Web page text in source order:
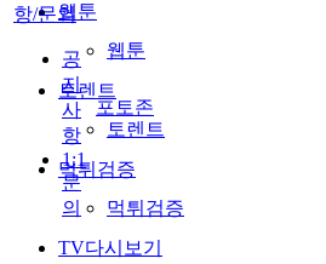
웹툰
웹툰
토렌트
토렌트
먹튀검증
먹튀검증
TV다시보기
항/문의
공
지
사
항
1:1
문
의
포토존